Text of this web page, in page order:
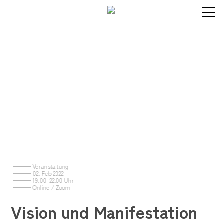
——— Veranstaltung
——— 02. Feb 2022
——— 19.00–22.00 Uhr
——— Online / Zoom
Vision und Manifestation